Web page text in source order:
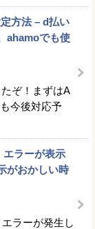
方法 – d払い
ahamoでも使
ぞ！まずはA
今後対応予
エラーが表示
がおかしい時
ラーが発生し